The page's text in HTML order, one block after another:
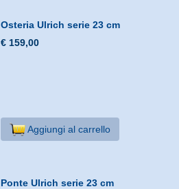
Osteria Ulrich serie 23 cm
€ 159,00
Aggiungi al carrello
Ponte Ulrich serie 23 cm